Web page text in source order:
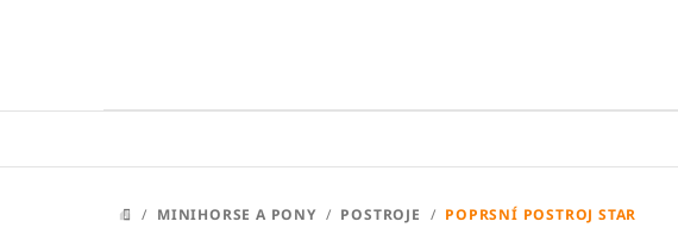
DOMŮ
/ MINIHORSE A PONY / POSTROJE / POPRSNÍ POSTROJ STAR